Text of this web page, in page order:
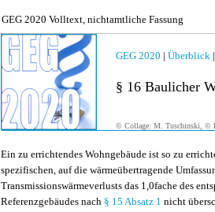
GEG 2020 Volltext, nichtamtliche Fassung
GEG 2020 | Überblick
§ 16 Baulicher
© Collage: M. Tuschinski, ©
Ein zu errichtendes Wohngebäude ist so zu
spezifischen, auf die wärmeübertragende
Transmissionswärmeverlusts das 1,0fache des
Referenzgebäudes nach § 15 Absatz 1 nicht